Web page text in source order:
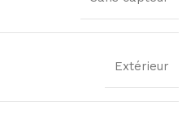
Extérieur